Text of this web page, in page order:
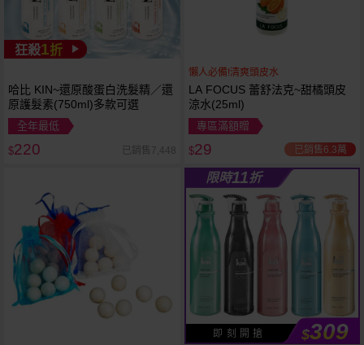
狂殺1折
哈比 KIN~還原酸蛋白洗髮精／還
原護髮素(750ml)多款可選
全年最低
$220 已銷售7,448
懶人必備!清爽頭皮水
LA FOCUS 蕾舒法克~甜橘頭皮
涼水(25ml)
專區滿額贈
$29 已銷售6.3萬
限時11折
即 刻 開 搶 $309